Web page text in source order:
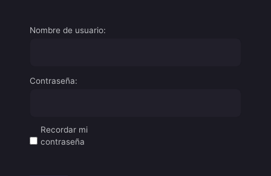
Nombre de usuario:
Contraseña:
Recordar mi
contraseña